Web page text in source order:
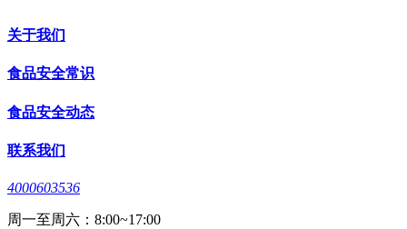
关于我们
食品安全常识
食品安全动态
联系我们
4000603536
周一至周六：8:00~17:00